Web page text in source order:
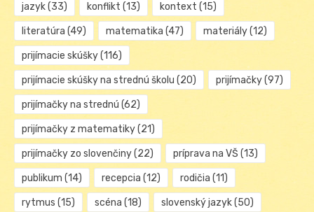
jazyk(33) konflikt (13) kontext (15)
literatúra (49) matematika (47) materiály(12)
prijímacie skúšky(116)
prijímacie skúšky na strednú školu (20) prijímačky(97)
prijímačky na strednú (62)
prijímačky z matematiky(21)
prijímačky zo slovenčiny(22) príprava na VŠ (13)
publikum (14) recepcia (12) rodičia (11)
rytmus (15) scéna (18) slovenský jazyk(50)